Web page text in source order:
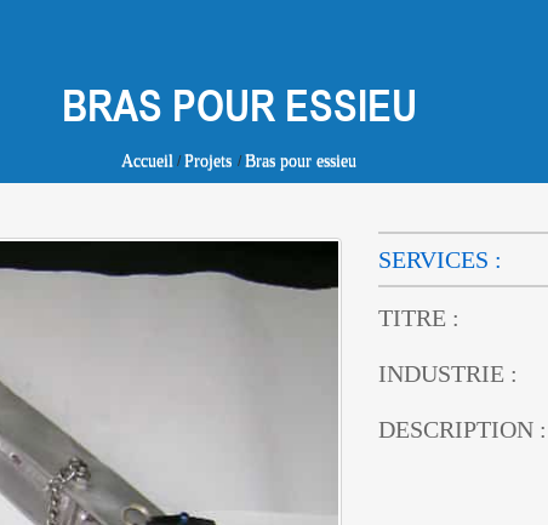
BRAS POUR ESSIEU
Accueil Projets Bras pour essieu
SERVICES :
TITRE :
INDUSTRIE :
DESCRIPTION :